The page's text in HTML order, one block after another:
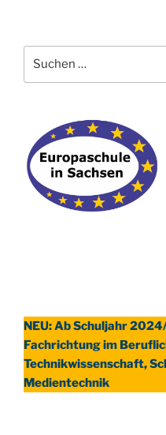
nach:
NEU: Ab Schuljahr
Fachrichtung im
Technikwissenschaft,
Medientechnik